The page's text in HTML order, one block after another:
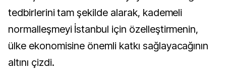
tedbirlerini tam şekilde alarak, kademeli
normalleşmeyi İstanbul için özelleştirmenin,
ülke ekonomisine önemli katkı sağlayacağının
altını çizdi.